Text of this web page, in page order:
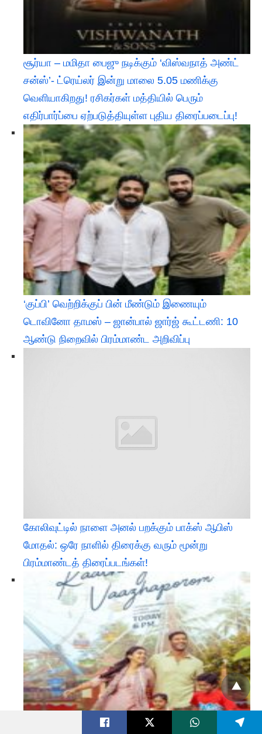
சூர்யா – மமிதா பைஜு நடிக்கும் ‘விஸ்வநாத் அண்ட்
சன்ஸ்’- ட்ரெய்லர் இன்று மாலை 5.05 மணிக்கு
வெளியாகிறது! ரசிகர்கள் மத்தியில் பெரும்
எதிர்பார்ப்பை ஏற்படுத்தியுள்ள புதிய திரைப்படைப்பு!
‘குப்பி’ வெற்றிக்குப் பின் மீண்டும் இணையும்
டொவினோ தாமஸ் – ஜான்பால் ஜார்ஜ் கூட்டணி: 10
ஆண்டு நிறைவில் பிரம்மாண்ட அறிவிப்பு
கோலிவுட்டில் நாளை அனல் பறக்கும் பாக்ஸ் ஆபிஸ்
மோதல்: ஒரே நாளில் திரைக்கு வரும் மூன்று
பிரம்மாண்டத் திரைப்படங்கள்!